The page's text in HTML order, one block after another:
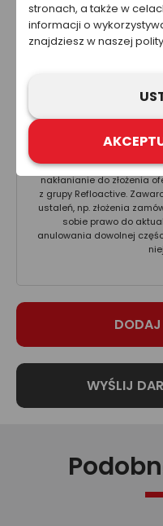
żadnym wypadku
być wykorzystywane
natomiast mogą być
nakłanianie do złożenia
z grupy Refloactive.
ustaleń, np. złożenia
sobie prawo do
anulowania dowolnej
stronach, a także w
informacji o
znajdziesz w naszej